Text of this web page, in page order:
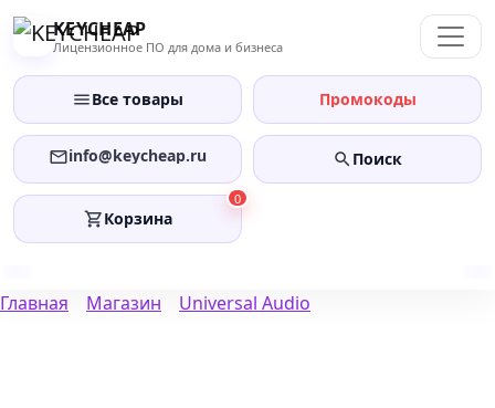
Перейти
KEYCHEAP
Лицензионное ПО для дома и бизнеса
Все товары Промокоды
info@keycheap.ru Поиск
0
Корзина
Главная Магазин Universal Audio